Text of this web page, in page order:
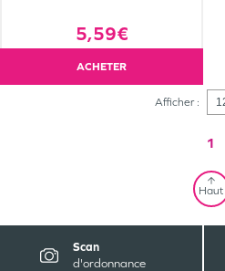
5,59€
ACHETER
Afficher :
1
Haut
Scan
d'ordonnance